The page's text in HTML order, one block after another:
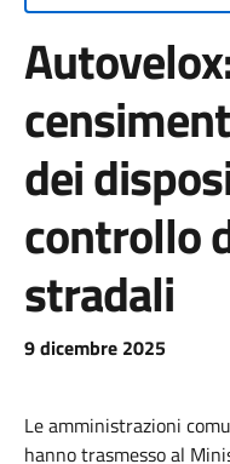
dei
controllo
stradali
9 dicembre 2025
Le amministrazioni
hanno trasmesso al